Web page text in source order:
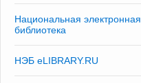
Национальная электронная
библиотека
НЭБ eLIBRARY.RU